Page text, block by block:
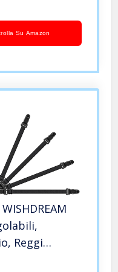
Su Amazon
Reggi
Mascherine